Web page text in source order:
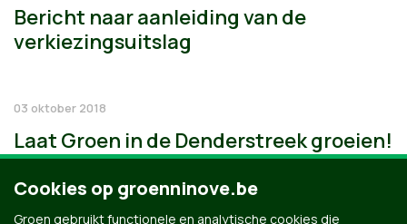
Bericht naar aanleiding van de
verkiezingsuitslag
03 oktober 2018
Laat Groen in de Denderstreek groeien!
Cookies op groenninove.be
Groen gebruikt functionele en analytische cookies die